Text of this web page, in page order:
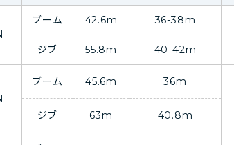
ブーム 42.6m
36-38m
ジブ 55.8m 40-42m
ブーム 45.6m
36m
ジブ 63m 40.8m